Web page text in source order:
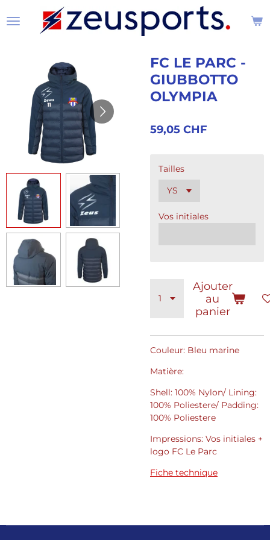
au
FC LE PARC -
GIUBBOTTO
OLYMPIA
59,05 CHF
Tailles
Vos initiales
Ajouter
au
panier
Couleur: Bleu marine
Matière:
Shell: 100% Nylon/ Lining:
100% Poliestere/ Padding:
100% Poliestere
Impressions: Vos initiales +
logo FC Le Parc
Fiche technique